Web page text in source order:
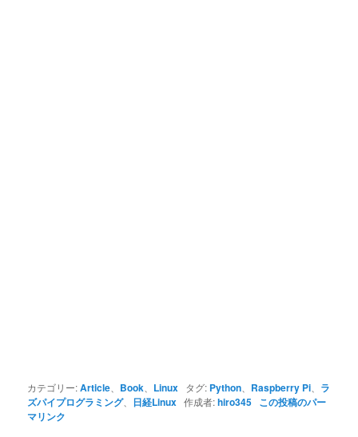
カテゴリー:Article Book Linux タグ: Python Raspberry Pi
ラ
ズパイプログラミング、 日経Linux 作成者:hiro345 この投稿のパー
マリンク